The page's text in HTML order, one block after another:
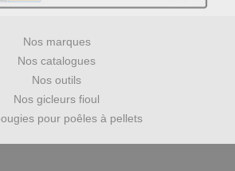
Nos marques
Nos catalogues
Nos outils
Nos gicleurs fioul
pour poêles à pellets